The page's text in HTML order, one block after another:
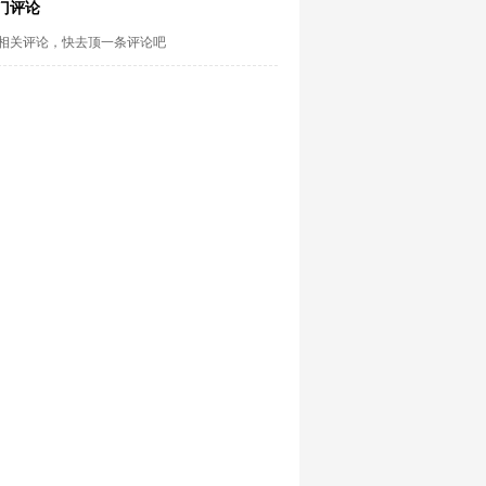
评论
关评论，快去顶一条评论吧